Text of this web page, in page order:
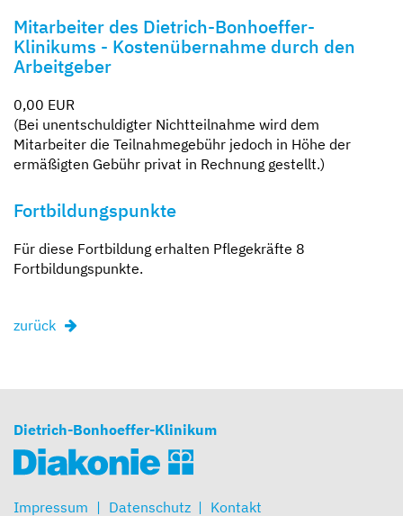
Mitarbeiter des Dietrich-Bonhoeffer-
Klinikums - Kostenübernahme durch den
Arbeitgeber
0,00 EUR
(Bei unentschuldigter Nichtteilnahme wird dem
Mitarbeiter die Teilnahmegebühr jedoch in Höhe der
ermäßigten Gebühr privat in Rechnung gestellt.)
Fortbildungspunkte
Für diese Fortbildung erhalten Pflegekräfte 8
Fortbildungspunkte.
zurück
Dietrich-Bonhoeffer-Klinikum
Impressum Datenschutz Kontakt